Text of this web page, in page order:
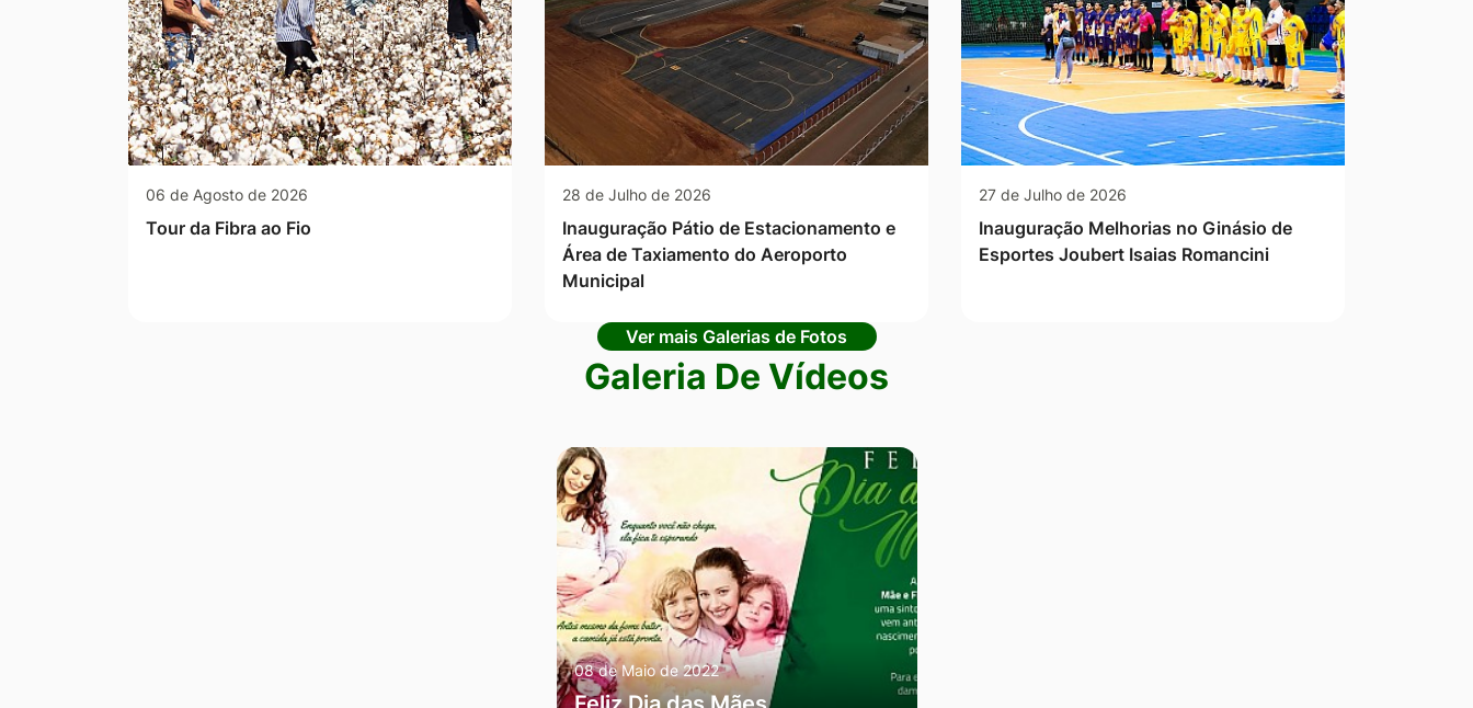
06 de Agosto de 2026
Tour da Fibra ao Fio
28 de Julho de 2026
Inauguração Pátio de Estacionamento e
Área de Taxiamento do Aeroporto
Municipal
27 de Julho de 2026
Inauguração Melhorias no Ginásio de
Esportes Joubert Isaias Romancini
Ver mais Galerias de Fotos
Galeria De Vídeos
08 de Maio de 2022